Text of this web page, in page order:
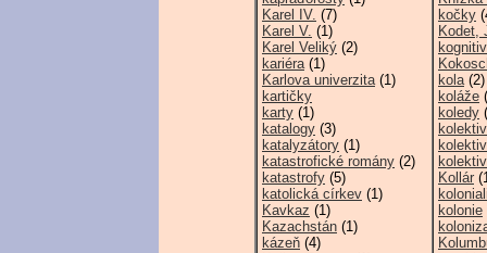
Karel IV. (7)
Karel V. (1)
Karel Veliký (2)
kariéra(1)
Karlova univerzita(1)
kartičky
karty (1)
katalogy (3)
katalyzátory (1)
katastrofické romány (2)
katastrofy (5)
katolická církev (1)
Kavkaz (1)
Kazachstán (1)
kázeň (4)
kočky
Kodet,
kola(2)
koláže
koledy
kolektiv
Kollár
kolonie